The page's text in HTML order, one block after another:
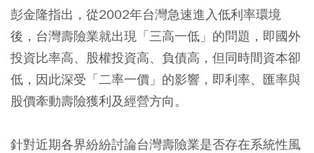
彭金隆指出，從2002年台灣急速進入低利率環境
後，台灣壽險業就出現「三高一低」的問題，即國外
投資比率高、股權投資高、負債高，但同時間資本卻
低，因此深受「二率一價」的影響，即利率、匯率與
股價牽動壽險獲利及經營方向。
針對近期各界紛紛討論台灣壽險業是否存在系統性風